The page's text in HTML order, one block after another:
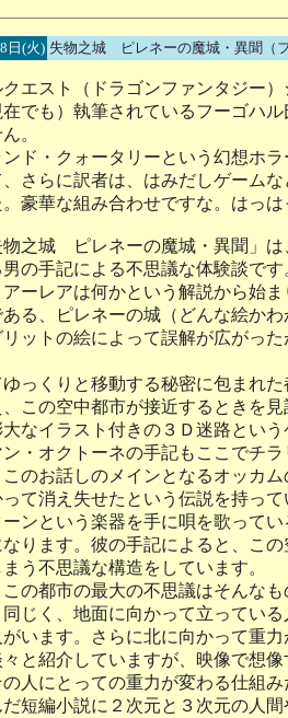
日(火) 失物之城 ピレネーの魔城・異聞（
エスト（ドラゴンファンタジー
在でも）執筆されているフーゴハ
。
ド・クォータリーという幻想ホ
さらに訳者は、はみだしゲーム
豪華な組み合わせですな。はっは
之城 ピレネーの魔城・異聞」は
男の手記による不思議な体験談です
ーレアは何かという解説から始
る、ピレネーの城（どんな絵か
ットの絵によって誤解が広がっ
っくりと移動する秘密に包まれ
、この空中都市が接近するときを
なイラスト付きの３Ｄ迷路とい
・オクトーネの手記もここでチ
のお話しのメインとなるオッカ
て消え失せたという伝説を持っ
ンという楽器を手に唄を歌って
なります。彼の手記によると、こ
う不思議な構造をしています。
の都市の最大の不思議はそんな
じく、地面に向かって立ってい
います。さらに北に向かって重
と紹介していますが、映像で想
人にとっての重力が変わる仕組
短編小説に２次元と３次元の人